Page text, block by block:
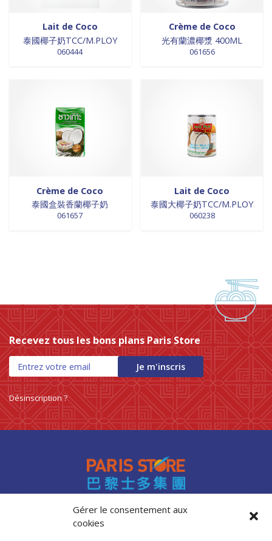
Gérer le consentement aux
cookies
Lait de Coco
泰國椰子奶TCC/M.PLOY
060444
Crème de Coco
光有蘭濃椰漿 400ML
061656
Crème de Coco
泰國盒裝香蘭椰子奶
061657
Lait de Coco
泰國大椰子奶TCC/M.PLOY
060238
Recevez tous les bons plans Paris Store
Je m'inscris
Désinscription ?
Accès professionnels